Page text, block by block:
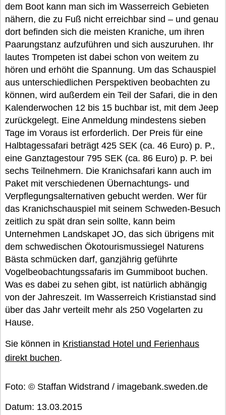
dem Boot kann man sich im Wasserreich Gebieten
nähern, die zu Fuß nicht erreichbar sind – und genau
dort befinden sich die meisten Kraniche, um ihren
Paarungstanz aufzuführen und sich auszuruhen. Ihr
lautes Trompeten ist dabei schon von weitem zu
hören und erhöht die Spannung. Um das Schauspiel
aus unterschiedlichen Perspektiven beobachten zu
können, wird außerdem ein Teil der Safari, die in den
Kalenderwochen 12 bis 15 buchbar ist, mit dem Jeep
zurückgelegt. Eine Anmeldung mindestens sieben
Tage im Voraus ist erforderlich. Der Preis für eine
Halbtagessafari beträgt 425 SEK (ca. 46 Euro) p. P.,
eine Ganztagestour 795 SEK (ca. 86 Euro) p. P. bei
sechs Teilnehmern. Die Kranichsafari kann auch im
Paket mit verschiedenen Übernachtungs- und
Verpflegungsalternativen gebucht werden. Wer für
das Kranichschauspiel mit seinem Schweden-Besuch
zeitlich zu spät dran sein sollte, kann beim
Unternehmen Landskapet JO, das sich übrigens mit
dem schwedischen Ökotourismussiegel Naturens
Bästa schmücken darf, ganzjährig geführte
Vogelbeobachtungssafaris im Gummiboot buchen.
Was es dabei zu sehen gibt, ist natürlich abhängig
von der Jahreszeit. Im Wasserreich Kristianstad sind
über das Jahr verteilt mehr als 250 Vogelarten zu
Hause.
Sie können in Kristianstad Hotel und Ferienhaus
direkt buchen.
Foto: © Staffan Widstrand / imagebank.sweden.de
Datum: 13.03.2015